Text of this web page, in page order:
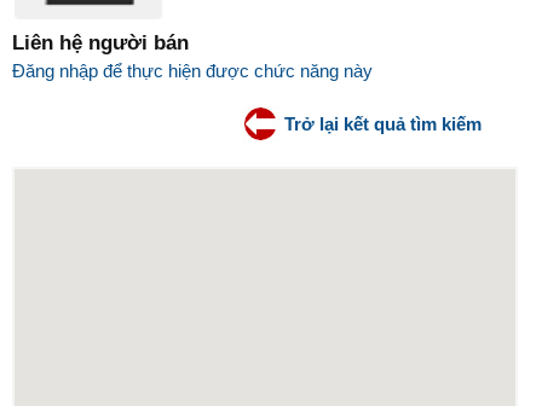
Liên hệ người bán
Đăng nhập để thực hiện được chức năng này
Trở lại kết quả tìm kiếm